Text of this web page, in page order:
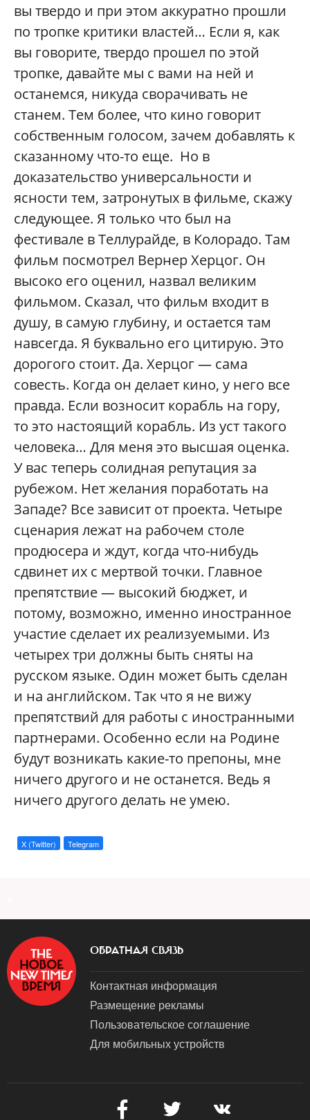
вы твердо и при этом аккуратно прошли
по тропке критики властей… Если я, как
вы говорите, твердо прошел по этой
тропке, давайте мы с вами на ней и
останемся, никуда сворачивать не
станем. Тем более, что кино говорит
собственным голосом, зачем добавлять к
сказанному что-то еще. Но в
доказательство универсальности и
ясности тем, затронутых в фильме, скажу
следующее. Я только что был на
фестивале в Теллурайде, в Колорадо. Там
фильм посмотрел Вернер Херцог. Он
высоко его оценил, назвал великим
фильмом. Сказал, что фильм входит в
душу, в самую глубину, и остается там
навсегда. Я буквально его цитирую. Это
дорогого стоит. Да. Херцог — сама
совесть. Когда он делает кино, у него все
правда. Если возносит корабль на гору,
то это настоящий корабль. Из уст такого
человека… Для меня это высшая оценка.
У вас теперь солидная репутация за
рубежом. Нет желания поработать на
Западе? Все зависит от проекта. Четыре
сценария лежат на рабочем столе
продюсера и ждут, когда что-нибудь
сдвинет их с мертвой точки. Главное
препятствие — высокий бюджет, и
потому, возможно, именно иностранное
участие сделает их реализуемыми. Из
четырех три должны быть сняты на
русском языке. Один может быть сделан
и на английском. Так что я не вижу
препятствий для работы с иностранными
партнерами. Особенно если на Родине
будут возникать какие-то препоны, мне
ничего другого и не останется. Ведь я
ничего другого делать не умею.
X (Twitter) Telegram
ОБРАТНАЯ СВЯЗЬ
Контактная информация
Размещение рекламы
Пользовательское соглашение
Для мобильных устройств